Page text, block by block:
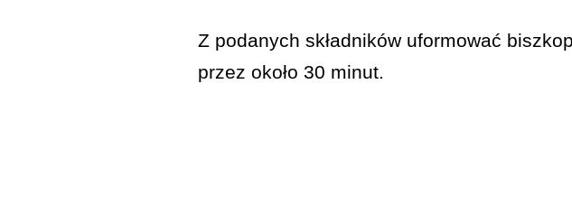
Z podanych składników uformować
przez około 30 minut.